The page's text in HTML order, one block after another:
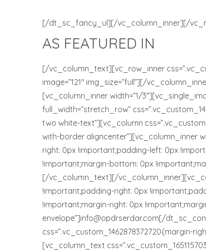
[/dt_sc_fancy_ul][/vc_column_inner][/
AS FEATURED IN
[/vc_column_text][vc_row_inner
image=”121″ img_size=”full”][/
[vc_column_inner width=”1/
full_width=”stretch_row”
two white-text”][vc_column
with-border aligncenter”][vc_column_inner
right: 0px !important;padding-left: 0px
!important;margin-bottom: 0px
[/vc_column_text][/
!important;padding-right: 0px
!important;margin-right: 0px
envelope”]info@opdrserdar.com[/
css=”.vc_custom_1462878372720{margin-
[vc_column_text